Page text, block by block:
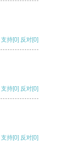
支持[0] 反对[0]
支持[0] 反对[0]
支持[0] 反对[0]